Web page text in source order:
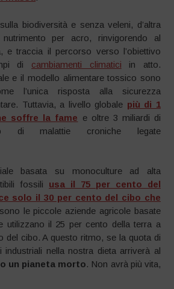
biodiversità e senza veleni, d’altra
per acro, rinvigorendo al
e traccia il percorso verso l’obiettivo
di cambiamenti climatici in atto.
e il modello alimentare tossico sono
l’unica risposta alla sicurezza
Tuttavia, a livello globale più di 1
soffre la fame e oltre 3 miliardi di
di malattie croniche legate
basata su monoculture ad alta
fossili usa il 75 per cento del
solo il 30 per cento del cibo che
le piccole aziende agricole basate
utilizzano il 25 per cento della terra a
del cibo. A questo ritmo, se la quota di
industriali nella nostra dieta arriverà al
un pianeta morto. Non avrà più vita,